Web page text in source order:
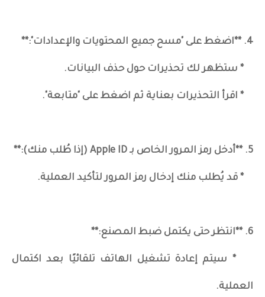
4. **اضغط على "مسح جميع المحتويات والإعدادات":**
* ستظهر لك تحذيرات حول حذف البيانات.
* اقرأ التحذيرات بعناية ثم اضغط على "متابعة".
5. **أدخل رمز المرور الخاص بـ Apple ID (إذا طُلب منك):**
* قد يُطلب منك إدخال رمز المرور لتأكيد العملية.
6. **انتظر حتى يكتمل ضبط المصنع:**
* سيتم إعادة تشغيل الهاتف تلقائيًا بعد اكتمال
العملية.